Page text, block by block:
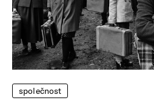
společnost